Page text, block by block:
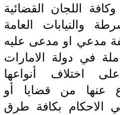
وكافة اللجان القضائية
والنيابات العامة
مدعي او مدعى عليه
في دولة الامارات
اختلاف أنواعها
عنها من قضايا أو
الاحكام بكافة طرق